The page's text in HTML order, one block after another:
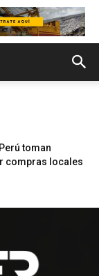
toman
compras locales